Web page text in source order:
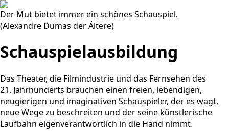
Der Mut bietet immer ein schönes Schauspiel.
(Alexandre Dumas der Ältere)
Schauspielausbildung
Das Theater, die Filmindustrie und das Fernsehen des
21. Jahrhunderts brauchen einen freien, lebendigen,
neugierigen und imaginativen Schauspieler, der es wagt,
neue Wege zu beschreiten und der seine künstlerische
Laufbahn eigenverantwortlich in die Hand nimmt.